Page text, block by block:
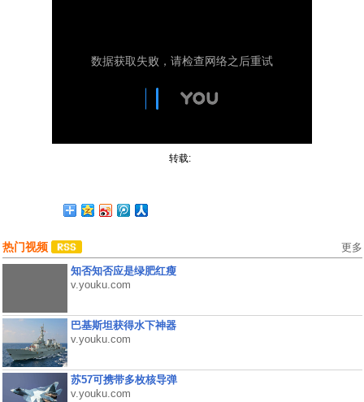
转载:
热门视频 更多
知否知否应是绿肥红瘦
v.youku.com
巴基斯坦获得水下神器
v.youku.com
苏57可携带多枚核导弹
v.youku.com